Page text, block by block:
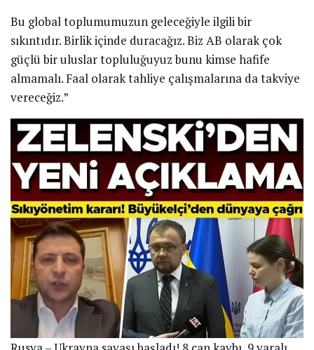
Bu global toplumumuzun geleceğiyle ilgili bir
sıkıntıdır. Birlik içinde duracağız. Biz AB olarak çok
güçlü bir uluslar topluluğuyuz bunu kimse hafife
almamalı. Faal olarak tahliye çalışmalarına da takviye
vereceğiz.”